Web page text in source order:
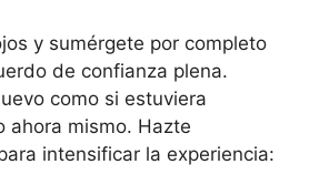
y sumérgete por completo
de confianza plena.
como si estuviera
ahora mismo. Hazte
intensificar la experiencia: